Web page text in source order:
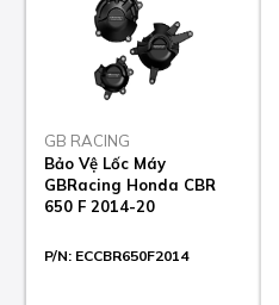
GB RACING
Bảo Vệ Lốc Máy
GBRacing Honda CBR
650 F 2014-20
P/N: ECCBR650F2014